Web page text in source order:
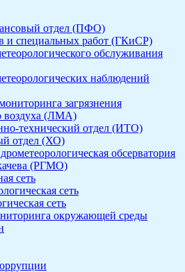
отдел (ПФО)
и специальных работ (ГКиСР)
обслуживания
наблюдений
загрязнения
воздуха (ЛМА)
технический отдел (ИТО)
отдел (ХО)
обсерватория
(РГМО)
сеть
сеть
сеть
окружающей среды